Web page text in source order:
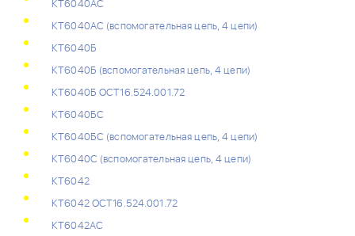
КТ6040АС
КТ6040АС (вспомогательная цепь, 4 цепи)
КТ6040Б
КТ6040Б (вспомогательная цепь, 4 цепи)
КТ6040Б ОСТ16.524.001.72
КТ6040БС
КТ6040БС (вспомогательная цепь, 4 цепи)
КТ6040С (вспомогательная цепь, 4 цепи)
КТ6042
КТ6042 ОСТ16.524.001.72
КТ6042АС